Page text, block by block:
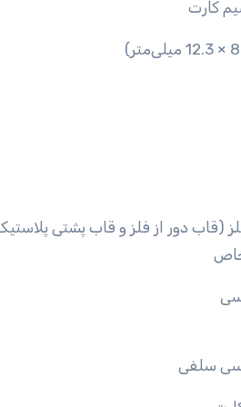
کارت
(قاب دور از فلز و قاب پشتی
سلفی